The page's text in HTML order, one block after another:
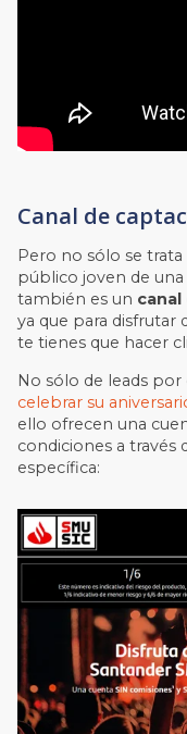
Canal de
Pero no sólo se
público joven de
también es un
ya que para disfrutar
te tienes que hacer
No sólo de leads
celebrar su
ello ofrecen una
condiciones a través
específica: